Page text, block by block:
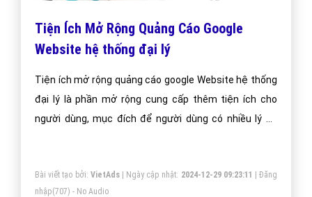
Tiện Ích Mở Rộng Quảng Cáo Google
Website hệ thống đại lý
Tiện ích mở rộng quảng cáo google Website hệ thống
đại lý là phần mở rộng cung cấp thêm tiện ích cho
người dùng, mục đích để người dùng có nhiều lý do
Bài viết tạo bởi: VietAds| Ngày cập nhật: 2024-12-29 09:23:11 |Đăng
nhập(707) - No Audio